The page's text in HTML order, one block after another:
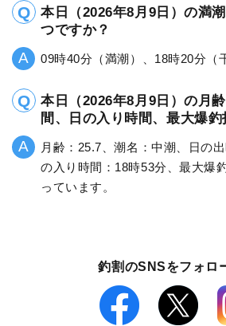
本日（2026年8月9日）の満
つですか？
09時40分（満潮）、18時20分（
本日（2026年8月9日）の月
間、日の入り時間、最大爆釣
月齢：25.7、潮名：中潮、日の
の入り時間：18時53分、最大爆
っています。
釣割のSNSをフォロ